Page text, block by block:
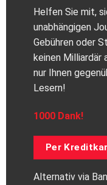
Helfen Sie mit,
unabhängigen
Gebühren oder
keinen Milliardär
nur Ihnen
Lesern!
1000 Dank!
Per
Alternativ via